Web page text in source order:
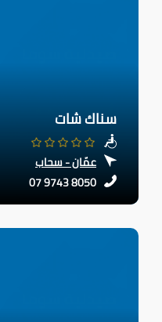
سناك شات
عمّان - سحاب
07 9743 8050